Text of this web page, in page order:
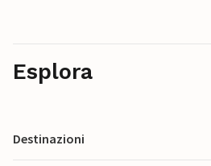
Esplora
Destinazioni